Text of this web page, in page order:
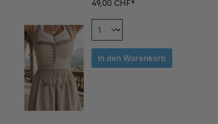
In den Warenkorb